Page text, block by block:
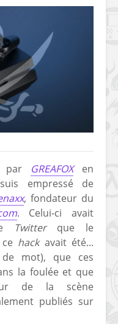
par GREAFOXen
empressé de
, fondateur du
. Celui-ci avait
Twitterque le
hackavait été...
mot), que ces
la foulée et que
de la scène
publiés sur
SX Lite
[Switch]
SX Lite :
prévoir
de test
TUTO -
jouer à
« .CIA »